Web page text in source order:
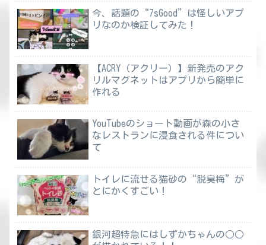
今、話題の“7sGood”は怪しいアプ
リなのか検証してみた！
【ACRY（アクリー）】新発売のアク
リルマグネットはアプリから簡単に
作れる
YouTubeのショート動画が森の小さ
なレストランに浸食される件につい
て
トイレに流せる猫砂の“脱臭梅”が
とにかくすごい！
銀河超特急にはしずかちゃんの○○